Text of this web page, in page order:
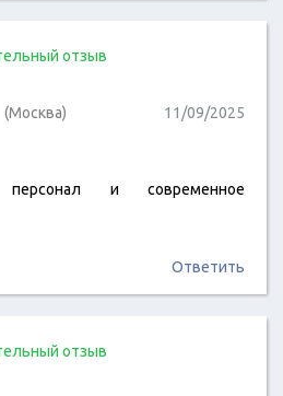
отзыв
(Москва) 11/09/2025
персонал и современное
Ответить
отзыв